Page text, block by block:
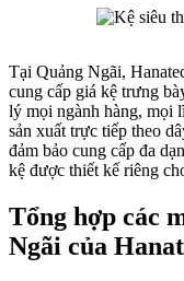
Tại Quảng Ngãi,
cung cấp giá kệ trưng
lý mọi ngành hàng, mọi
sản xuất trực tiếp theo
đảm bảo cung cấp đa
kệ được thiết kế riêng
Tổng hợp các
Ngãi của